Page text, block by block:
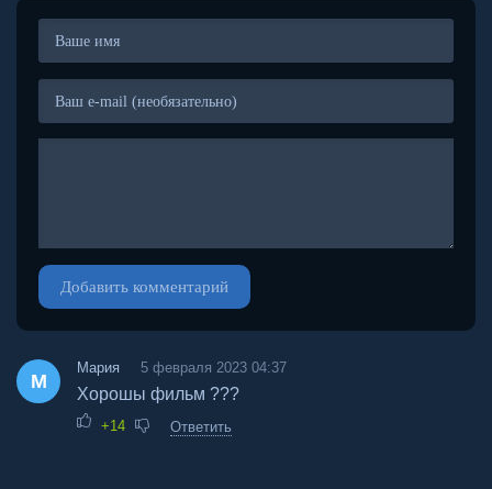
Добавить комментарий
М
Мария 5 февраля 2023 04:37
Хорошы фильм ???
+14 Ответить